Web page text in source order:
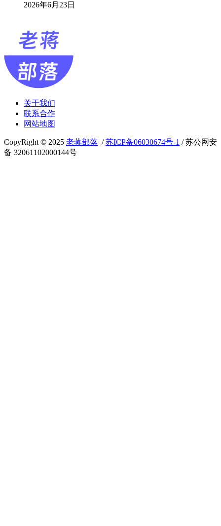
2026年6月23日
关于我们
联系合作
网站地图
CopyRight © 2025 老蒋部落 /苏ICP备06030674号-1 / 苏公网安
备 32061102000144号